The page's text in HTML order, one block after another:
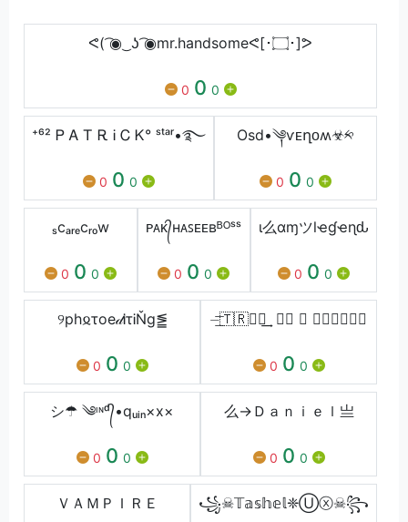
ᕙ( ͡◉ ͜ ʖ ͡◉mr.handsomeᕙ[･۝･]ᕗ
0 0 0
⁺⁶² Ꮲ Ꭺ Ꭲ Ꭱ Ꭵ Ꮯ Ꮶ° ˢᵗᵃʳ•࿐
0 0 0
Osd•༆ѵᴇղᴏʍ☣༱
0 0 0
ₛcₐᵣₑcᵣₒw
0 0 0
ᴩᴀᴋ᭄ʜᴀꜱᴇᴇʙᴮᴼˢˢ
0 0 0
ι么αɱツlҽɠҽɳԃ
0 0 0
୨ph𐍉τoe𝒹ᎥτᎥŇg⪑
0 0 0
⏤͟͞🇹🇷⃟ꪶ͢ 𝐒𝐑 ⇆ 𝐓𝐑𝐀𝐒𝐇↫
0 0 0
シ☂ ༄ᶦᶰᵈ᭄•qᵤᵢₙ×x×
0 0 0
么→Ｄａｎｉｅｌ亗
0 0 0
ＶＡＭＰＩＲＥ ꧁☠𝕋𝕒𝕤𝕙𝕖𝕝❈Ⓤⓧ☠꧂